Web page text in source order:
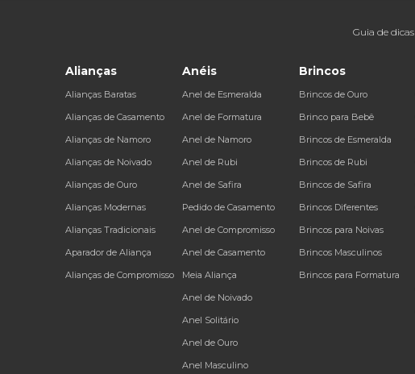
Guia de dicas
Alianças
Alianças Baratas
Alianças de Casamento
Alianças de Namoro
Alianças de Noivado
Alianças de Ouro
Alianças Modernas
Alianças Tradicionais
Aparador de Aliança
Alianças de Compromisso
Anéis
Anel de Esmeralda
Anel de Formatura
Anel de Namoro
Anel de Rubi
Anel de Safira
Pedido de Casamento
Anel de Compromisso
Anel de Casamento
Meia Aliança
Anel de Noivado
Anel Solitário
Anel de Ouro
Anel Masculino
Brincos
Brincos de Ouro
Brinco para Bebê
Brincos de Esmeralda
Brincos de Rubi
Brincos de Safira
Brincos Diferentes
Brincos para Noivas
Brincos Masculinos
Brincos para Formatura